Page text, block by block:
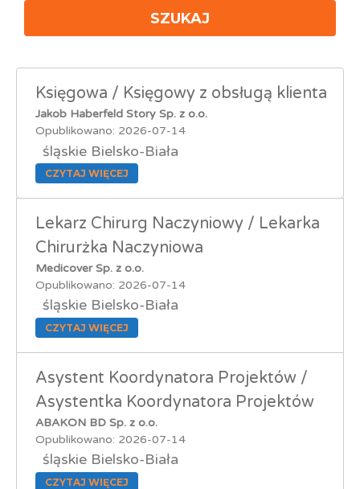
Księgowa / Księgowy z obsługą klienta
Jakob Haberfeld Story Sp. z o.o.
Opublikowano: 2026-07-14
śląskie Bielsko-Biała
CZYTAJ WIĘCEJ
Lekarz Chirurg Naczyniowy / Lekarka
Chirurżka Naczyniowa
Medicover Sp. z o.o.
Opublikowano: 2026-07-14
śląskie Bielsko-Biała
CZYTAJ WIĘCEJ
Asystent Koordynatora Projektów /
Asystentka Koordynatora Projektów
ABAKON BD Sp. z o.o.
Opublikowano: 2026-07-14
śląskie Bielsko-Biała
CZYTAJ WIĘCEJ